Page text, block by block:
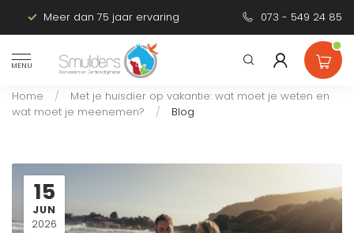
Meer dan 75 jaar ervaring Persoonlijk
073 - 549 24 85
MENU
Home /
Met je huisdier op vakantie: wat moet je weten en
wat moet je meenemen?
/ Blog
15
JUN
2026